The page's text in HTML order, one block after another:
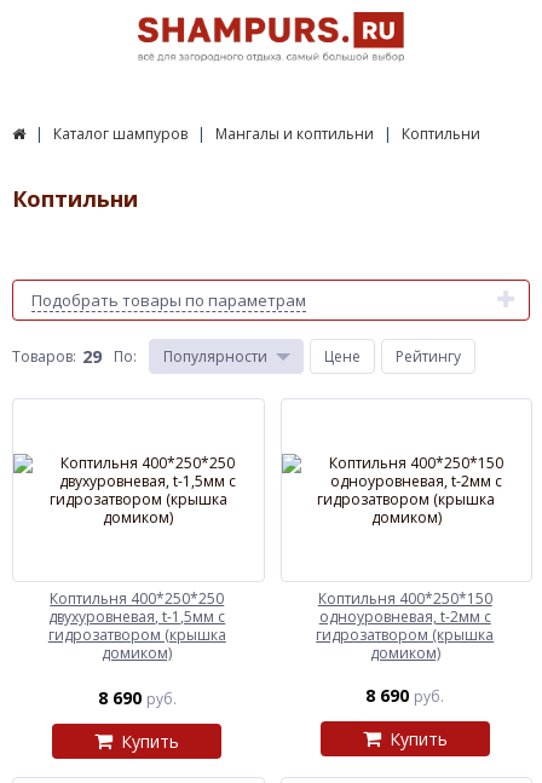
Каталог шампуров Мангалы и коптильни Коптильни
Коптильни
Подобрать товары по параметрам
Товаров: 29 По: Популярности Цене Рейтингу
Коптильня 400*250*250
двухуровневая, t-1,5мм с
гидрозатвором (крышка
домиком)
8 690 руб.
Купить
Коптильня 400*250*150
одноуровневая, t-2мм с
гидрозатвором (крышка
домиком)
8 690 руб.
Купить